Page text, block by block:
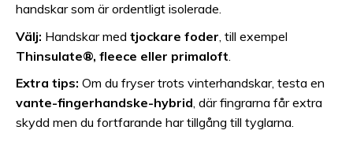
handskar som är ordentligt isolerade.
Välj: Handskar med tjockare foder , till exempel
Thinsulate®, fleece eller primaloft
Extra tips: Om du fryser trots vinterhandskar, testa en
vante-fingerhandske-hybrid, där fingrarna får extra
skydd men du fortfarande har tillgång till tyglarna.